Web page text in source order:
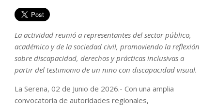
La actividad reunió a representantes del sector público,
académico y de la sociedad civil, promoviendo la reflexión
sobre discapacidad, derechos y prácticas inclusivas a
partir del testimonio de un niño con discapacidad visual.
La Serena, 02 de Junio de 2026.- Con una amplia
convocatoria de autoridades regionales,